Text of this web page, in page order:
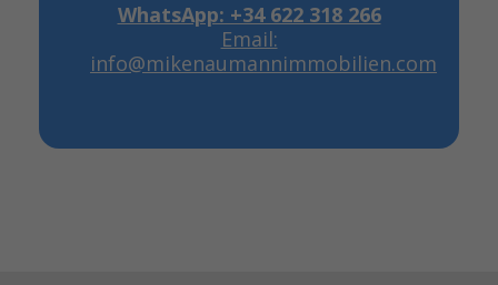
WhatsApp: +34 622 318 266
Email:
info@mikenaumannimmobilien.com